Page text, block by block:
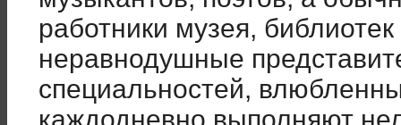
работники музея,
неравнодушные
специальностей,